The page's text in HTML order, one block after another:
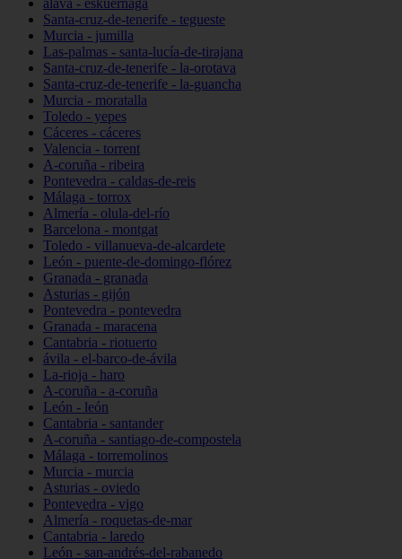
álava - eskuernaga
Santa-cruz-de-tenerife - tegueste
Murcia - jumilla
Las-palmas - santa-lucía-de-tirajana
Santa-cruz-de-tenerife - la-orotava
Santa-cruz-de-tenerife - la-guancha
Murcia - moratalla
Toledo - yepes
Cáceres - cáceres
Valencia - torrent
A-coruña - ribeira
Pontevedra - caldas-de-reis
Málaga - torrox
Almería - olula-del-río
Barcelona - montgat
Toledo - villanueva-de-alcardete
León - puente-de-domingo-flórez
Granada - granada
Asturias - gijón
Pontevedra - pontevedra
Granada - maracena
Cantabria - riotuerto
ávila - el-barco-de-ávila
La-rioja - haro
A-coruña - a-coruña
León - león
Cantabria - santander
A-coruña - santiago-de-compostela
Málaga - torremolinos
Murcia - murcia
Asturias - oviedo
Pontevedra - vigo
Almería - roquetas-de-mar
Cantabria - laredo
León - san-andrés-del-rabanedo